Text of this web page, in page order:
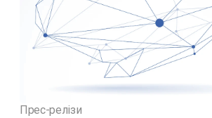
Прес-релізи